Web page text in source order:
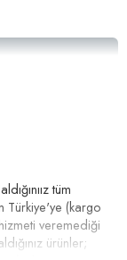
tüm
Türkiye'ye (kargo
veremediği
ürünler;